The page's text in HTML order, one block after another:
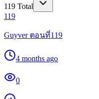
119 Total
119
Guyver ตอนที่119
4 months ago
0